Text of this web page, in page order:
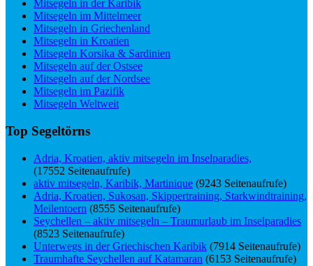
Mitsegeln in der Karibik
Mitsegeln im Mittelmeer
Mitsegeln in Griechenland
Mitsegeln in Kroatien
Mitsegeln Korsika & Sardinien
Mitsegeln auf der Ostsee
Mitsegeln auf der Nordsee
Mitsegeln im Pazifik
Mitsegeln Weltweit
Top Segeltörns
Adria, Kroatien, aktiv mitsegeln im Inselparadies,
(17552 Seitenaufrufe)
aktiv mitsegeln, Karibik, Martinique (9243 Seitenaufrufe)
Adria, Kroatien, Sukosan, Skippertraining, Starkwindtraining,
Meilentoern (8555 Seitenaufrufe)
Seychellen – aktiv mitsegeln – Traumurlaub im Inselparadies
(8523 Seitenaufrufe)
Unterwegs in der Griechischen Karibik (7914 Seitenaufrufe)
Traumhafte Seychellen auf Katamaran (6153 Seitenaufrufe)